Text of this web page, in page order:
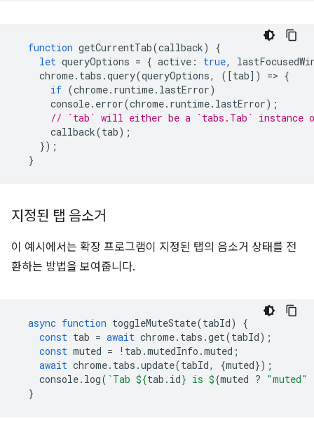
function getCurrentTab(callback)
{
let queryOptions = { active : true,
chrome. tabs .query(queryOptions, ([tab]) => {
if (chrome. runtime. lastError)
console. error(chrome. runtime. lastError);
// `tab` will either be a `tabs.Tab` instance
callback(tab);
});
}
지정된 탭 음소거
이 예시에서는 확장 프로그램이 지정된 탭의 음소거 상태를 전
환하는 방법을 보여줍니다.
async function toggleMuteState(tabId)
{
const tab = await chrome. tabs .get(tabId);
const muted = ! tab .mutedInfo .muted ;
await chrome. tabs .update(tabId, {muted});
console. log( `Tab ${tab . id} is ${muted ? "muted"
}